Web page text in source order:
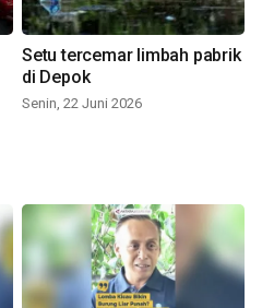
Setu tercemar limbah pabrik
di Depok
Senin, 22 Juni 2026